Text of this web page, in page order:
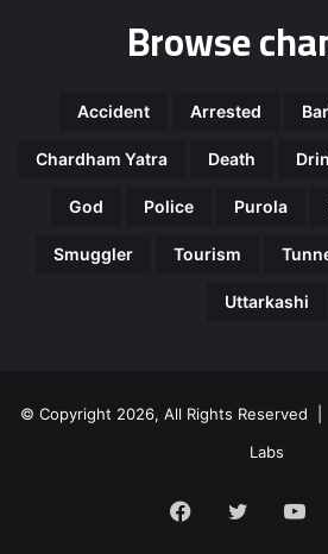
Browse
Accident Arrested
Chardham Yatra Death
God Police Purola
Smuggler Tourism
Uttarkashi
© Copyright 2026, All Rights Reserved
Labs
Facebook
Twitter